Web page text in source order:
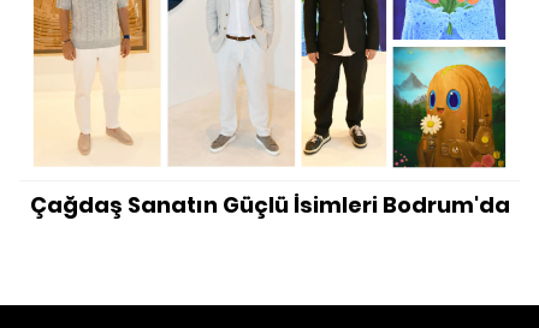
Çağdaş Sanatın Güçlü İsimleri Bodrum'da